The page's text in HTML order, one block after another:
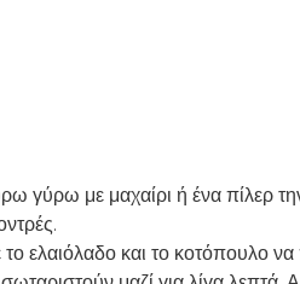
γύρω με μαχαίρι ή ένα πίλερ
το ελαιόλαδο και το κοτόπουλο